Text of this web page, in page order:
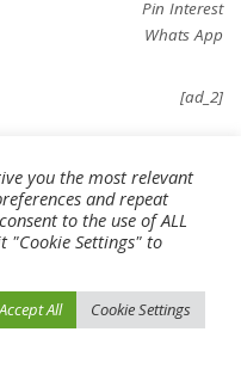
Pin Interest
Whats App
[ad_2]
you the most relevant
and repeat
to the use of ALL
"Cookie Settings" to
Cookie Settings
Accept All